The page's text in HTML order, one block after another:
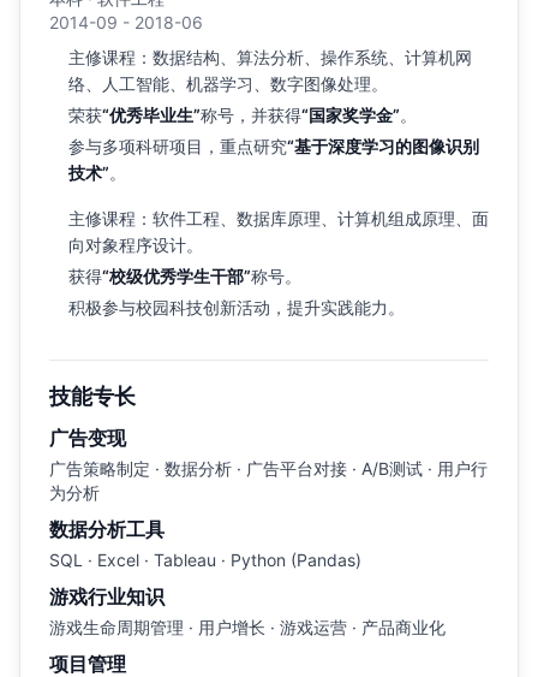
2014-09 - 2018-06
主修课程：数据结构、算法分析、操作系统、计算机网
络、人工智能、机器学习、数字图像处理。
荣获“优秀毕业生”称号，并获得“国家奖学金”。
参与多项科研项目，重点研究“基于深度学习的图像识别
技术”。
主修课程：软件工程、数据库原理、计算机组成原理、面
向对象程序设计。
获得“校级优秀学生干部”称号。
积极参与校园科技创新活动，提升实践能力。
技能专长
广告变现
广告策略制定 · 数据分析 · 广告平台对接 · A/B测试 · 用户行
为分析
数据分析工具
SQL · Excel · Tableau · Python (Pandas)
游戏行业知识
游戏生命周期管理 · 用户增长 · 游戏运营 · 产品商业化
项目管理